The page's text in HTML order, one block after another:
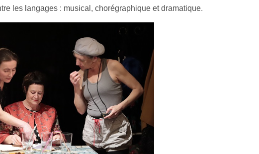
les langages : musical, chorégraphique et dramatique.